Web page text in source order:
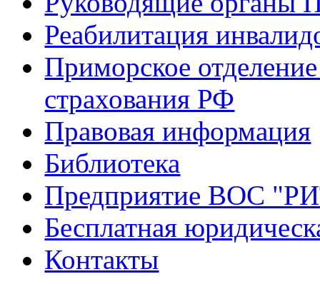
Реабилитация
Приморское
страхования РФ
Правовая информация
Библиотека
Предприятие ВОС
Бесплатная
Контакты